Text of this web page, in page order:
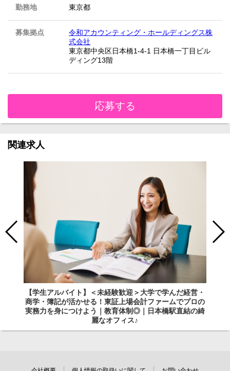
勤務地 東京都
募集拠点
令和アカウンティング・ホールディングス株
式会社
東京都中央区日本橋1-4-1 日本橋一丁目ビル
ディング13階
応募する
関連求人
【学生アルバイト】＜未経験歓迎＞大学で学んだ経営・
商学・簿記が活かせる！東証上場会計ファームでプロの
実務力を身につけよう｜教育体制◎｜日本橋駅直結の綺
麗なオフィス♪